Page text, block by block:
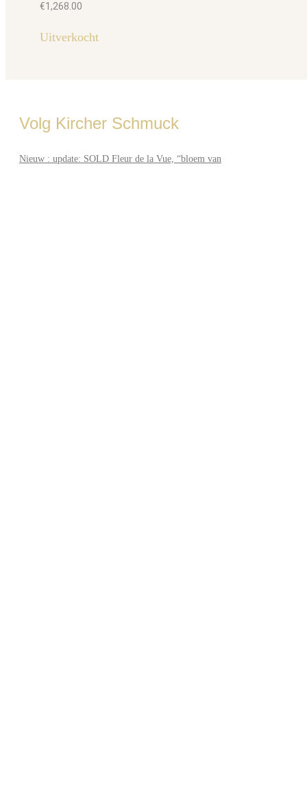
€1,268.00
Uitverkocht
Volg Kircher Schmuck
Nieuw : update: SOLD Fleur de la Vue, “bloem van